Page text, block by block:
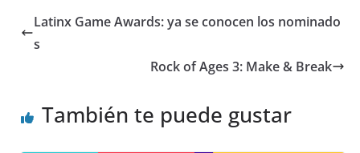
Latinx Game Awards: ya se conocen los nominado
s
Rock of Ages 3: Make & Break
También te puede gustar